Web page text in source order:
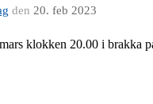
den 20. feb 2023
klokken 20.00 i brakka